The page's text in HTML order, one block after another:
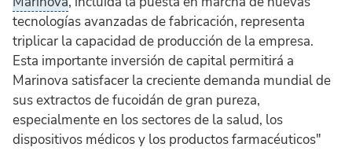
tecnologías avanzadas de fabricación, representa
triplicar la capacidad de producción de la empresa.
Esta importante inversión de capital permitirá a
Marinova satisfacer la creciente demanda mundial de
sus extractos de fucoidán de gran pureza,
especialmente en los sectores de la salud, los
dispositivos médicos y los productos farmacéuticos"